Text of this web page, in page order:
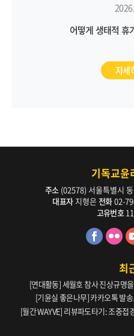
어떻게 생태적 휴
자세
기독교윤
주소(02578) 서울특별시
대표자지형은 전화02-
고유번호
최
[연대활동] 세월호 참사 진상규명
[기윤실 좋은나무] 카카오톡 발
[월간 WAYVE] 리뷰파도타기: 조중접